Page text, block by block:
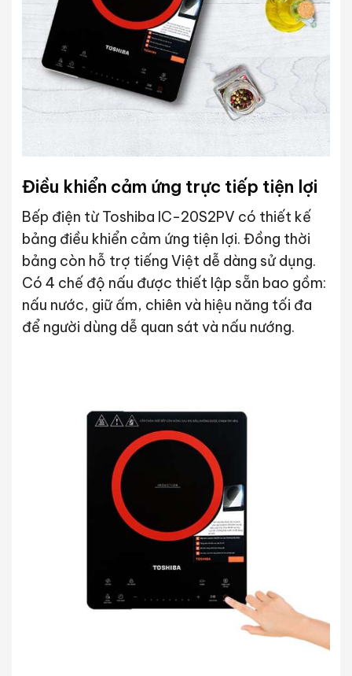
Điều khiển cảm ứng trực tiếp tiện lợi
Bếp điện từ Toshiba IC-20S2PV có thiết kế
bảng điều khiển cảm ứng tiện lợi. Đồng thời
bảng còn hỗ trợ tiếng Việt dễ dàng sử dụng.
Có 4 chế độ nấu được thiết lập sẵn bao gồm:
nấu nước, giữ ấm, chiên và hiệu năng tối đa
để người dùng dễ quan sát và nấu nướng.